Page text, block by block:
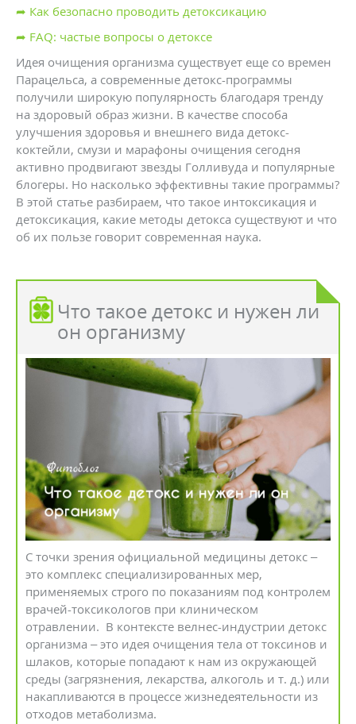
➦ Как безопасно проводить детоксикацию
➦ FAQ: частые вопросы о детоксе
Идея очищения организма существует еще со времен
Парацельса, а современные детокс-программы
получили широкую популярность благодаря тренду
на здоровый образ жизни. В качестве способа
улучшения здоровья и внешнего вида детокс-
коктейли, смузи и марафоны очищения сегодня
активно продвигают звезды Голливуда и популярные
блогеры. Но насколько эффективны такие программы?
В этой статье разбираем, что такое интоксикация и
детоксикация, какие методы детокса существуют и что
об их пользе говорит современная наука.
Что такое детокс и нужен ли
он организму
С точки зрения официальной медицины детокс –
это комплекс специализированных мер,
применяемых строго по показаниям под контролем
врачей-токсикологов при клиническом
отравлении. В контексте велнес-индустрии детокс
организма – это идея очищения тела от токсинов и
шлаков, которые попадают к нам из окружающей
среды (загрязнения, лекарства, алкоголь и т. д.) или
накапливаются в процессе жизнедеятельности из
отходов метаболизма.